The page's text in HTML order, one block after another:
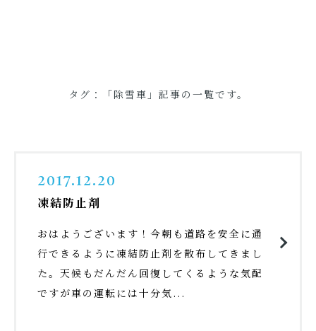
タグ：「除雪車」記事の一覧です。
2017.12.20
凍結防止剤
おはようございます！今朝も道路を安全に通
行できるように凍結防止剤を散布してきまし
た。天候もだんだん回復してくるような気配
ですが車の運転には十分気...